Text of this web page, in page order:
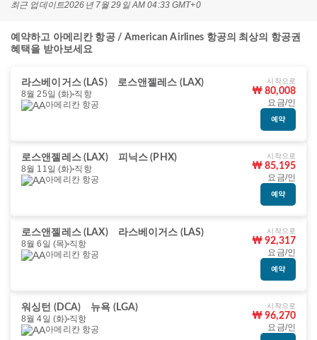
최근 업데이트2026년 7월 29일 AM 04:33 GMT+0
예약하고 아메리칸 항공 / American Airlines 항공의 최상의 항공권
혜택을 받아보세요
라스베이거스 (LAS)
로스앤젤레스 (LAX)
8월 25일 (화) 직항
아메리칸 항공
시작으로
₩ 80,008
요금/인
예약
로스앤젤레스 (LAX)
피닉스 (PHX)
8월 11일 (화) 직항
아메리칸 항공
시작으로
₩ 85,195
요금/인
예약
로스앤젤레스 (LAX)
라스베이거스 (LAS)
8월 6일 (목) 직항
아메리칸 항공
시작으로
₩ 92,317
요금/인
예약
워싱턴 (DCA)
뉴욕 (LGA)
8월 4일 (화) 직항
아메리칸 항공
시작으로
₩ 96,270
요금/인